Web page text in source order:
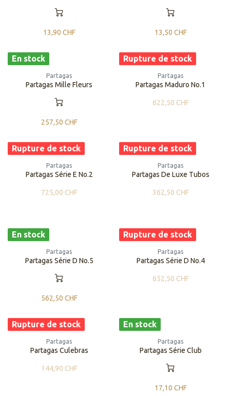
13,90 CHF 13,50 CHF
En stock
Partagas
Partagas Mille Fleurs
257,50 CHF
Rupture de stock
Partagas
Partagas Maduro No.1
622,50 CHF
Rupture de stock
Partagas
Partagas Série E No.2
725,00 CHF
Rupture de stock
Partagas
Partagas De Luxe Tubos
362,50 CHF
En stock
Partagas
Partagas Série D No.5
562,50 CHF
Rupture de stock
Partagas
Partagas Série D No.4
652,50 CHF
Rupture de stock
Partagas
Partagas Culebras
144,90 CHF
En stock
Partagas
Partagas Série Club
17,10 CHF